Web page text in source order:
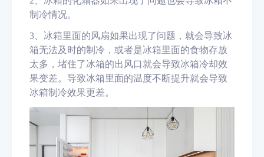
制冷情况。
3
冰箱里面的风扇如果出现了问题，就会导致冰
箱无法及时的制冷，或者是冰箱里面的食物存放
太多，堵住了冰箱的出风口就会导致冰箱冷却效
果变差。导致冰箱里面的温度不断提升就会导致
冰箱制冷效果更差。